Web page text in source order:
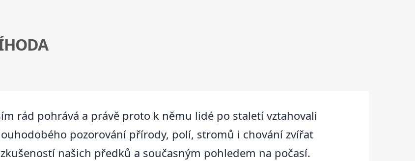
rád pohrává a právě proto k němu lidé po staletí vztahovali
pozorování přírody, polí, stromů i chování zvířat
našich předků a současným pohledem na počasí.